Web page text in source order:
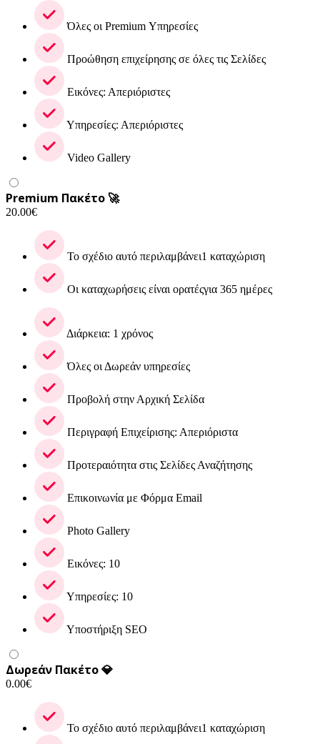
Όλες οι Premium Υπηρεσίες
Προώθηση επιχείρησης σε όλες τις Σελίδες
Εικόνες: Απεριόριστες
Υπηρεσίες: Απεριόριστες
Video Gallery
Premium Πακέτο 🚀
20.00€
Το σχέδιο αυτό περιλαμβάνει1 καταχώριση
Οι καταχωρήσεις είναι ορατέςγια 365 ημέρες
Διάρκεια: 1 χρόνος
Όλες οι Δωρεάν υπηρεσίες
Προβολή στην Αρχική Σελίδα
Περιγραφή Επιχείρισης: Απεριόριστα
Προτεραιότητα στις Σελίδες Αναζήτησης
Επικοινωνία με Φόρμα Email
Photo Gallery
Εικόνες: 10
Υπηρεσίες: 10
Υποστήριξη SEO
Δωρεάν Πακέτο 💎
0.00€
Το σχέδιο αυτό περιλαμβάνει1 καταχώριση